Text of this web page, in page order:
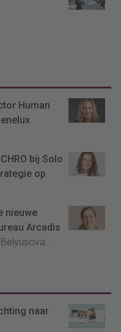
Human
bij Solo
op
nieuwe
Arcadis
naar